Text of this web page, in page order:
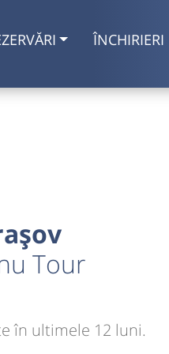
ÎNCHIRIERI
Tour
în ultimele 12 luni.